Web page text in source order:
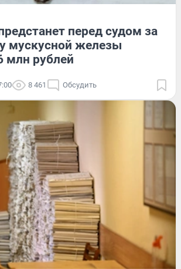
перед судом за
мускусной железы
млн рублей
8 461 Обсудить